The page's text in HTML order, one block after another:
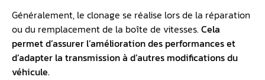
Généralement, le clonage se réalise lors de la réparation
ou du remplacement de la boîte de vitesses. Cela
permet d’assurer l’amélioration des performances et
d’adapter la transmission à d’autres modifications du
véhicule.